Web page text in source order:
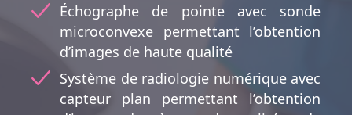
Échographe de pointe avec sonde
microconvexe permettant l’obtention
d’images de haute qualité
Système de radiologie numérique avec
capteur plan permettant l’obtention